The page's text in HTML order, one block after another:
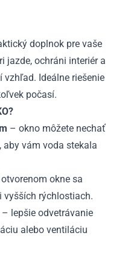
doplnok pre vaše
jazde, ochráni interiér a
vzhľad. Ideálne riešenie
počasí.
– okno môžete nechať
aby vám voda stekala
okne sa
vyšších rýchlostiach.
– lepšie odvetrávanie
alebo ventiláciu